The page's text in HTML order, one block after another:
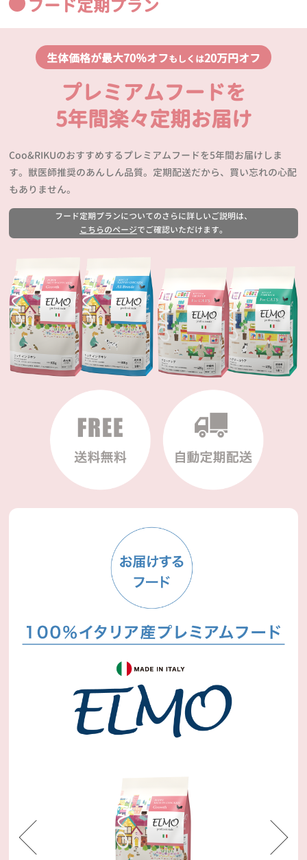
フード定期プラン
生体価格が最大70％オフもしくは20万円オフ
プレミアムフードを
5年間楽々定期お届け
Coo&RIKUのおすすめするプレミアムフードを5年間お届けしま
す。獣医師推奨のあんしん品質。定期配送だから、買い忘れの心配
もありません。
フード定期プランについてのさらに詳しいご説明は、
こちらのページでご確認いただけます。